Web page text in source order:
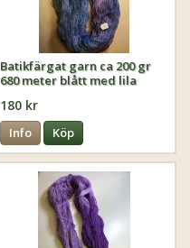
Batikfärgat garn ca 200 gr
680 meter blått med lila
180 kr
Info Köp